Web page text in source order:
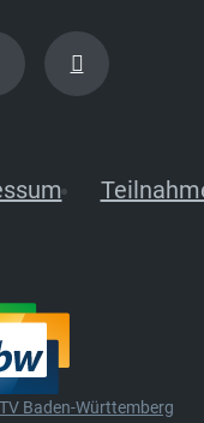
Baden-Württemberg